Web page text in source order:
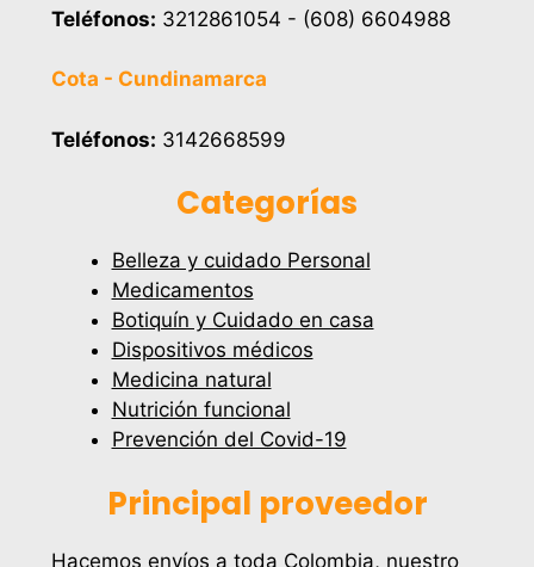
Teléfonos: 3212861054 - (608) 6604988
Cota - Cundinamarca
Teléfonos: 3142668599
Categorías
Belleza y cuidado Personal
Medicamentos
Botiquín y Cuidado en casa
Dispositivos médicos
Medicina natural
Nutrición funcional
Prevención del Covid-19
Principal proveedor
Hacemos envíos a toda Colombia, nuestro